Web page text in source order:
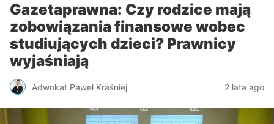
Gazetaprawna: Czy rodzice mają
zobowiązania finansowe wobec
studiujących dzieci? Prawnicy
wyjaśniają
Adwokat Paweł Kraśniej 2 lata ago